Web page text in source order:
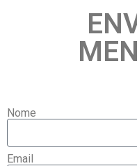
Nome
Email